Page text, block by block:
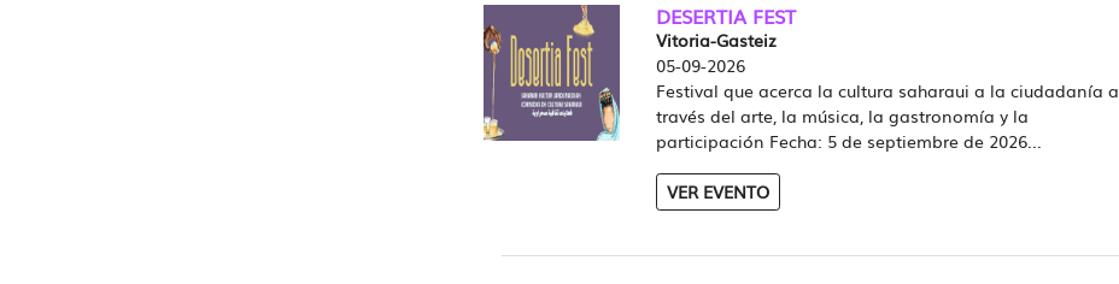
DESERTIA FEST
Vitoria-Gasteiz
05-09-2026
Festival que acerca la cultura saharaui a la ciudadanía a
través del arte, la música, la gastronomía y la
participación Fecha: 5 de septiembre de 2026...
VER EVENTO